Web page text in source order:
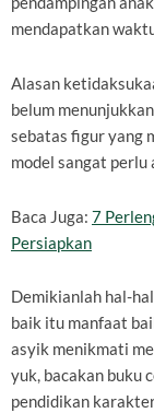
mendapatkan
Alasan
belum
sebatas figur yang
model sangat
Baca Juga: 7
Persiapkan
Demikianlah hal-
baik itu manfaat
asyik menikmati
yuk, bacakan buku
pendidikan